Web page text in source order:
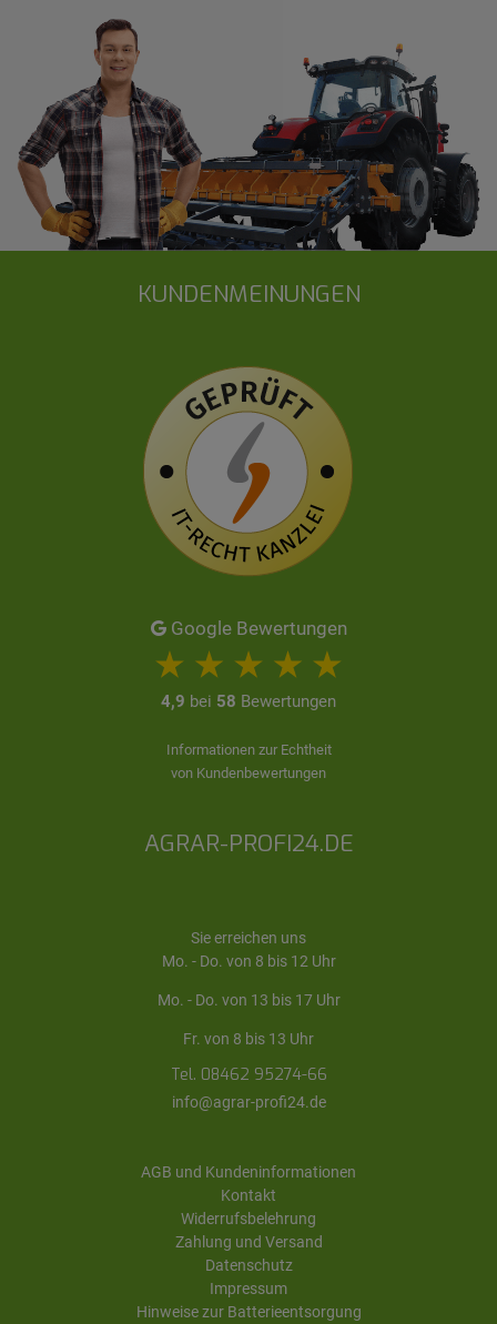
KUNDENMEINUNGEN
Google Bewertungen
4,9 bei 58 Bewertungen
Informationen zur Echtheit
von Kundenbewertungen
AGRAR-PROFI24.DE
Sie erreichen uns
Mo. - Do. von 8 bis 12 Uhr
Mo. - Do. von 13 bis 17 Uhr
Fr. von 8 bis 13 Uhr
Tel. 08462 95274-66
info@agrar-profi24.de
AGB und Kundeninformationen
Kontakt
Widerrufsbelehrung
Zahlung und Versand
Datenschutz
Impressum
Hinweise zur Batterieentsorgung